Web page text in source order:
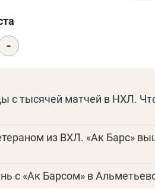
-
с тысячей матчей в НХЛ.
из ВХЛ. «Ак Барс»
с «Ак Барсом» в